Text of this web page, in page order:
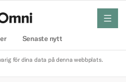
Senaste nytt
meny
för dina data på denna webbplats.